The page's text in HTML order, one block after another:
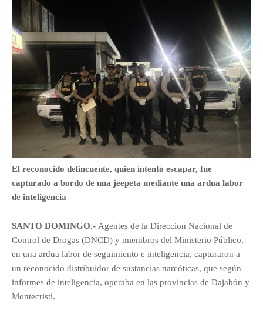
El reconocido delincuente, quien intentó escapar, fue
capturado a bordo de una jeepeta mediante una ardua labor
de inteligencia
SANTO DOMINGO.- Agentes de la Direccion Nacional de
Control de Drogas (DNCD) y miembros del Ministerio Público,
en una ardua labor de seguimiento e inteligencia, capturaron a
un reconocido distribuidor de sustancias narcóticas, que según
informes de inteligencia, operaba en las provincias de Dajabón y
Montecristi.